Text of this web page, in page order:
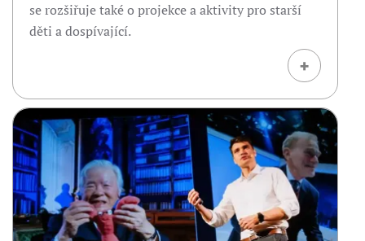
se rozšiřuje také o projekce a aktivity pro starší
děti a dospívající.
+